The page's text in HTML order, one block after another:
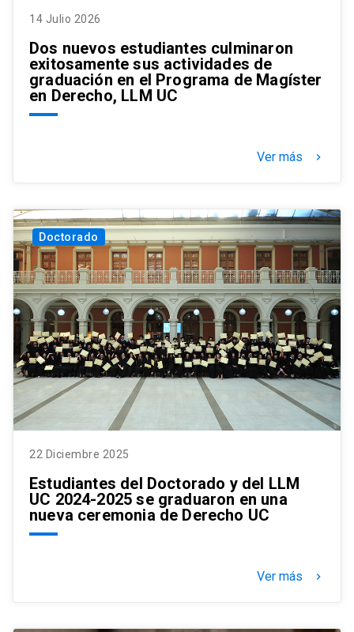
14 Julio 2026
Dos nuevos estudiantes culminaron
exitosamente sus actividades de
graduación en el Programa de Magíster
en Derecho, LLM UC
Ver más keyboard_arrow_right
Doctorado
22 Diciembre 2025
Estudiantes del Doctorado y del LLM
UC 2024-2025 se graduaron en una
nueva ceremonia de Derecho UC
Ver más keyboard_arrow_right